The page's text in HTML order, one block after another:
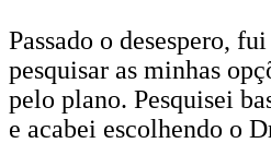
Passado o desespero,
pesquisar as minhas
pelo plano. Pesquisei
e acabei escolhendo o